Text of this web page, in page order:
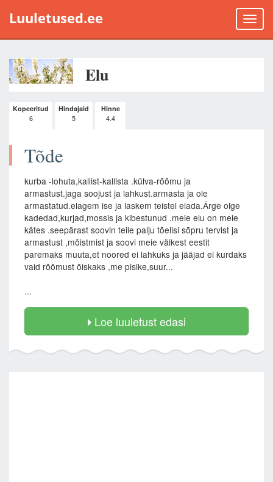
Luuletused.ee
Toggle
Elu
Kopeeritud
6
Hindajaid
5
Hinne
4.4
Tõde
kurba -lohuta,kallist-kallista .külva-rõõmu ja
armastust.jaga soojust ja lahkust.armasta ja ole
armastatud.elagem ise ja laskem teistel elada.Ärge olge
kadedad,kurjad,mossis ja kibestunud .meie elu on meie
kätes .seepärast soovin teile palju tõelisi sõpru tervist ja
armastust ,mõistmist ja soovi meie väikest eestit
paremaks muuta,et noored ei lahkuks ja jääjad ei kurdaks
vaid rõõmust õiskaks ,me pisike,suur...
...
Loe luuletust edasi